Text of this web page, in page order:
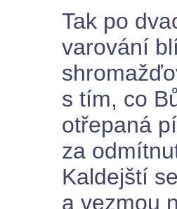
Tak po
varování
s tím, co
otřepaná
za
Kaldejští
a vezmou